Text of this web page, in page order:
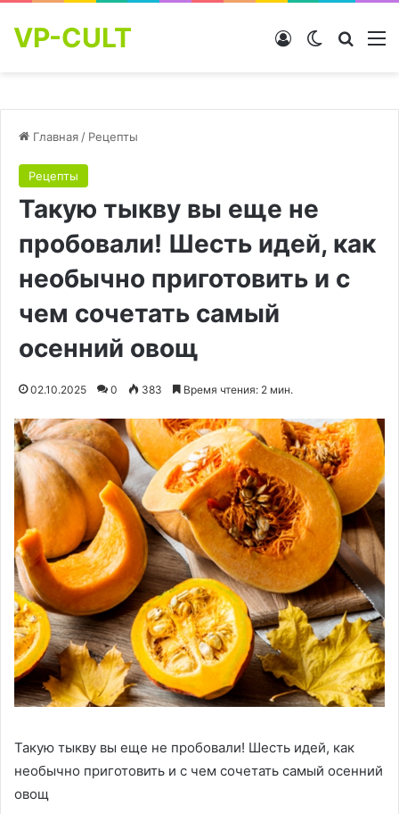
VP-CULT Switch skin
Войти
Главная / Рецепты
Рецепты
Такую тыкву вы еще не
пробовали! Шесть идей, как
необычно приготовить и с
чем сочетать самый
осенний овощ
02.10.2025 0 383 Время чтения: 2 мин.
Такую тыкву вы еще не пробовали! Шесть идей, как
необычно приготовить и с чем сочетать самый осенний
овощ